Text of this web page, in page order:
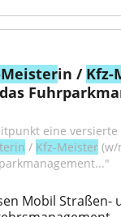
in / Kfz-
eine
/ Kfz-Meister (w/
Mobil Straßen-